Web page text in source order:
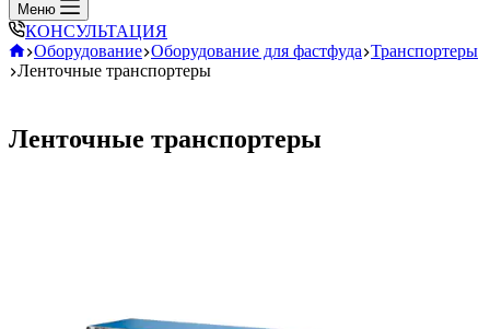
Меню
КОНСУЛЬТАЦИЯ
Главная
Оборудование Оборудование для фастфуда Транспортеры
Ленточные транспортеры
Ленточные транспортеры